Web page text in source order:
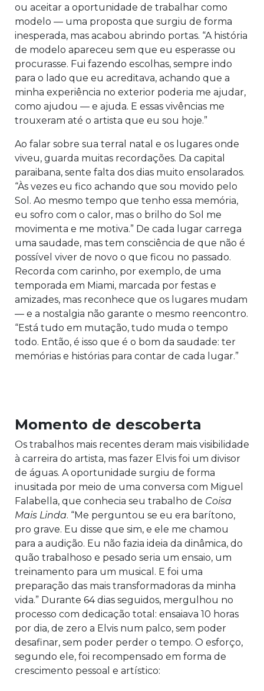
ou aceitar a oportunidade de trabalhar como
modelo — uma proposta que surgiu de forma
inesperada, mas acabou abrindo portas. “A história
de modelo apareceu sem que eu esperasse ou
procurasse. Fui fazendo escolhas, sempre indo
para o lado que eu acreditava, achando que a
minha experiência no exterior poderia me ajudar,
como ajudou — e ajuda. E essas vivências me
trouxeram até o artista que eu sou hoje.”
Ao falar sobre sua terral natal e os lugares onde
viveu, guarda muitas recordações. Da capital
paraibana, sente falta dos dias muito ensolarados.
“Às vezes eu fico achando que sou movido pelo
Sol. Ao mesmo tempo que tenho essa memória,
eu sofro com o calor, mas o brilho do Sol me
movimenta e me motiva.” De cada lugar carrega
uma saudade, mas tem consciência de que não é
possível viver de novo o que ficou no passado.
Recorda com carinho, por exemplo, de uma
temporada em Miami, marcada por festas e
amizades, mas reconhece que os lugares mudam
— e a nostalgia não garante o mesmo reencontro.
“Está tudo em mutação, tudo muda o tempo
todo. Então, é isso que é o bom da saudade: ter
memórias e histórias para contar de cada lugar.”
Momento de descoberta
Os trabalhos mais recentes deram mais visibilidade
à carreira do artista, mas fazer Elvis foi um divisor
de águas. A oportunidade surgiu de forma
inusitada por meio de uma conversa com Miguel
Falabella, que conhecia seu trabalho de Coisa
Mais Linda. “Me perguntou se eu era barítono,
pro grave. Eu disse que sim, e ele me chamou
para a audição. Eu não fazia ideia da dinâmica, do
quão trabalhoso e pesado seria um ensaio, um
treinamento para um musical. E foi uma
preparação das mais transformadoras da minha
vida.” Durante 64 dias seguidos, mergulhou no
processo com dedicação total: ensaiava 10 horas
por dia, de zero a Elvis num palco, sem poder
desafinar, sem poder perder o tempo. O esforço,
segundo ele, foi recompensado em forma de
crescimento pessoal e artístico: